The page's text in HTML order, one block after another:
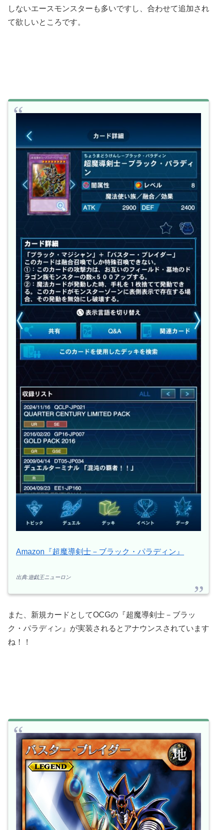
しないエースモンスターも多いですし、合わせて追加され
て欲しいところです。
Amazon『超魔導剣士－ブラック・パラディン』
出典:遊戯王ニューロン
また、新規カードとしてOCGの『超魔導剣士－ブラッ
ク・パラディン』が実装されるとアナウンスされています
ね！！